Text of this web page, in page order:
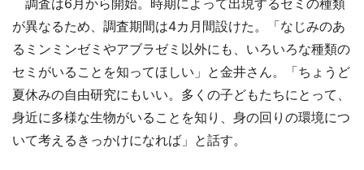
調査は6月から開始。時期によって出現するセミの種類
が異なるため、調査期間は4カ月間設けた。「なじみのあ
るミンミンゼミやアブラゼミ以外にも、いろいろな種類の
セミがいることを知ってほしい」と金井さん。「ちょうど
夏休みの自由研究にもいい。多くの子どもたちにとって、
身近に多様な生物がいることを知り、身の回りの環境につ
いて考えるきっかけになれば」と話す。